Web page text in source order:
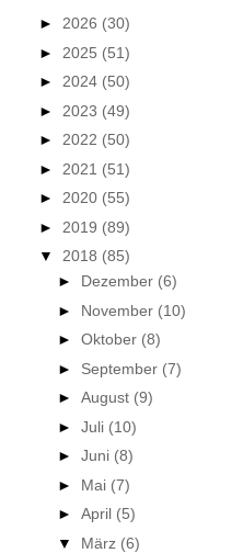
► 2026 (30)
► 2025 (51)
► 2024 (50)
► 2023 (49)
► 2022 (50)
► 2021 (51)
► 2020 (55)
► 2019 (89)
▼ 2018 (85)
► Dezember (6)
► November (10)
► Oktober (8)
► September (7)
► August (9)
► Juli (10)
► Juni (8)
► Mai (7)
► April (5)
▼ März (6)